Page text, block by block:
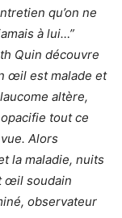
qu’on ne
à lui…”
Quin découvre
œil est malade et
altère,
tout ce
Alors
la maladie, nuits
œil soudain
observateur